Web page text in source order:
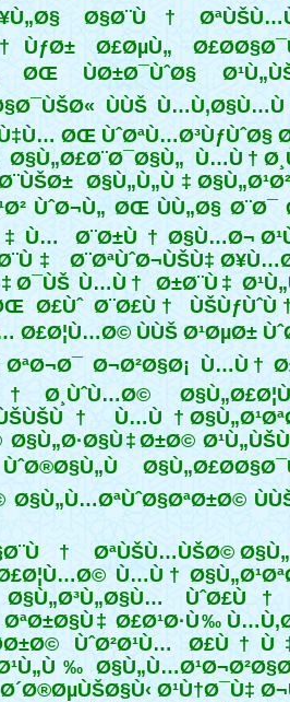
Ø§Ø¨Ù†
Ø£ØµÙ„
ØŒ ÙØ±Ø¯ÙˆØ§
ÙÙŠ
ØŒ ÙˆØªÙ…Ø³ÙƒÙˆØ§
Ø§Ù„Ù„Ù‡
ÙˆØ¬Ù„ ØŒ ÙÙ„Ø§ Ø¨Ø¯
Ø¨Ø±Ù†Ø§Ù…Ø¬
Ø¨ØªÙˆØ¬ÙŠÙ‡
Ù…Ù† Ø±Ø¨Ù‡
Ø£Ùˆ Ø¨Ø£Ù†
Ø£Ø¦Ù…Ø© ÙÙŠ Ø¹ØµØ±
Ø¬Ø²Ø§Ø¡ Ù…Ù†
Ù…Ù†
Ø§Ù„Ø·Ø§Ù‡Ø±Ø©
ØªÙŠÙ…ÙŠØ©
Ù…Ù†
ØªØ±Ø§Ù‡ Ø£Ø¹Ø·Ù‰
ÙˆØ²Ø¹Ù…
Ø¹Ù†Ø¯Ù‡